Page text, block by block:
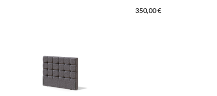
350,00 €